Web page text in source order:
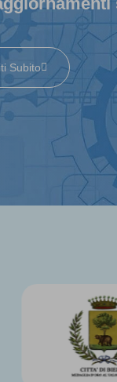
Subito
In